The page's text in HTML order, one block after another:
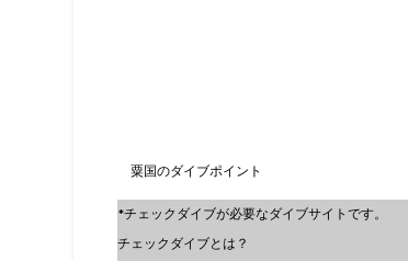
粟国のダイブポイント
*チェックダイブが必要なダイブサイトです。
チェックダイブとは？